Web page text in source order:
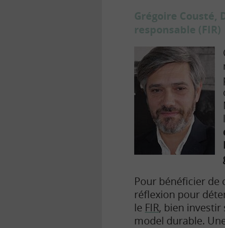
Grégoire Cousté,
responsable (FIR)
Pour bénéficier de
réflexion pour
le FIR, bien investir
model durable.